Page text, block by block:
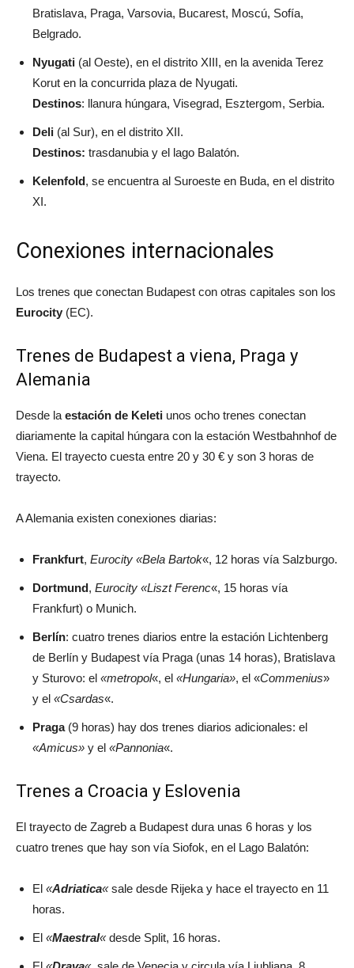
Bratislava, Praga, Varsovia, Bucarest, Moscú, Sofía,
Belgrado.
Nyugati (al Oeste), en el distrito XIII, en la avenida Terez
Korut en la concurrida plaza de Nyugati.
Destinos: llanura húngara, Visegrad, Esztergom, Serbia.
Deli (al Sur), en el distrito XII.
Destinos: trasdanubia y el lago Balatón.
Kelenfold, se encuentra al Suroeste en Buda, en el distrito
XI.
Conexiones internacionales
Los trenes que conectan Budapest con otras capitales son los
Eurocity (EC).
Trenes de Budapest a viena, Praga y
Alemania
Desde la estación de Keleti unos ocho trenes conectan
diariamente la capital húngara con la estación Westbahnhof de
Viena. El trayecto cuesta entre 20 y 30 € y son 3 horas de
trayecto.
A Alemania existen conexiones diarias:
Frankfurt, Eurocity «Bela Bartok«, 12 horas vía Salzburgo.
Dortmund, Eurocity «Liszt Ferenc«, 15 horas vía
Frankfurt) o Munich.
Berlín: cuatro trenes diarios entre la estación Lichtenberg
de Berlín y Budapest vía Praga (unas 14 horas), Bratislava
y Sturovo: el «metropol«, el «Hungaria», el «Commenius»
y el «Csardas«.
Praga(9 horas) hay dos trenes diarios adicionales: el
«Amicus» y el «Pannonia«.
Trenes a Croacia y Eslovenia
El trayecto de Zagreb a Budapest dura unas 6 horas y los
cuatro trenes que hay son vía Siofok, en el Lago Balatón:
El «Adriatica«sale desde Rijeka y hace el trayecto en 11
horas.
El «Maestral«desde Split, 16 horas.